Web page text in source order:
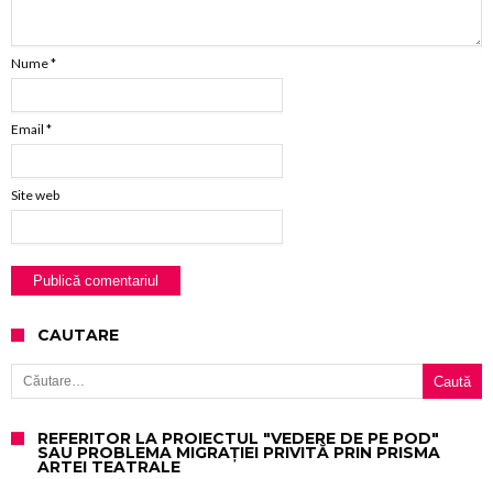
Nume*
Email *
Site web
CAUTARE
Caută după:
REFERITOR LA PROIECTUL "VEDERE DE PE POD"
SAU PROBLEMA MIGRAȚIEI PRIVITĂ PRIN PRISMA
ARTEI TEATRALE